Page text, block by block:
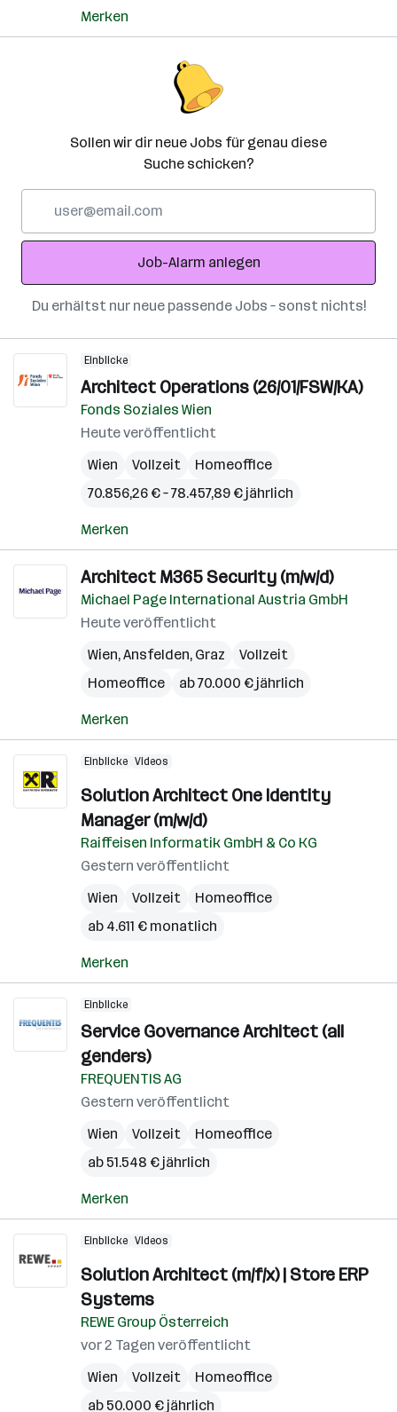
Merken
Sollen wir dir neue Jobs für genau diese
Suche schicken?
Adresse
Job-Alarm anlegen
Du erhältst nur neue passende Jobs – sonst nichts!
Einblicke
Architect Operations (26/01/FSW/KA)
Fonds Soziales Wien
Heute veröffentlicht
Wien
Vollzeit
Homeoffice
70.856,26 € – 78.457,89 € jährlich
Merken
Architect M365 Security (m/w/d)
Michael Page International Austria GmbH
Heute veröffentlicht
Wien,Ansfelden, Graz
Vollzeit
Homeoffice
ab 70.000 € jährlich
Merken
Einblicke Videos
Solution Architect One Identity
Manager (m/w/d)
Raiffeisen Informatik GmbH & Co KG
Gestern veröffentlicht
Wien
Vollzeit
Homeoffice
ab 4.611 € monatlich
Merken
Einblicke
Service Governance Architect (all
genders)
FREQUENTIS AG
Gestern veröffentlicht
Wien
Vollzeit
Homeoffice
ab 51.548 € jährlich
Merken
Einblicke Videos
Solution Architect (m/f/x) | Store ERP
Systems
REWE Group Österreich
vor 2 Tagen veröffentlicht
Wien
Vollzeit
Homeoffice
ab 50.000 € jährlich